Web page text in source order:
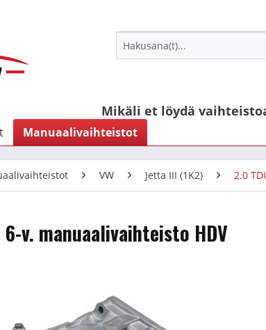
Mikäli et löydä
Manuaalivaihteistot
VW Jetta III (1K2) 2.0
v. manuaalivaihteisto HDV